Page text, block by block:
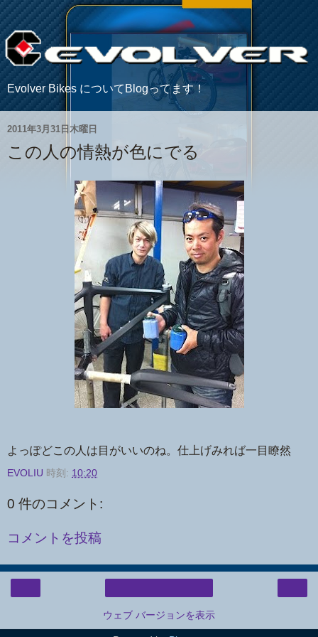
Evolver Bikes についてBlogってます！
2011年3月31日木曜日
この人の情熱が色にでる
よっぽどこの人は目がいいのね。仕上げみれば一目瞭然
EVOLIU 時刻: 10:20
0 件のコメント:
コメントを投稿
ウェブ バージョンを表示